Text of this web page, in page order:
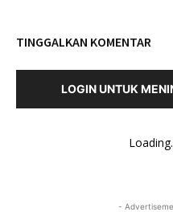
TINGGALKAN KOMENTAR
LOGIN UNTUK
-